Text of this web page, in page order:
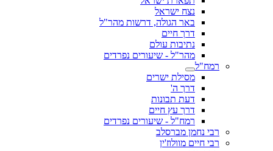
נצח ישראל
באר הגולה, דרשות מהר"ל
דרך חיים
נתיבות עולם
מהר"ל - שיעורים נפרדים
רמח"ל
מסילת ישרים
דרך ה'
דעת תבונות
דרך עץ חיים
רמח"ל - שיעורים נפרדים
רבי נחמן מברסלב
רבי חיים מוולוז'ין